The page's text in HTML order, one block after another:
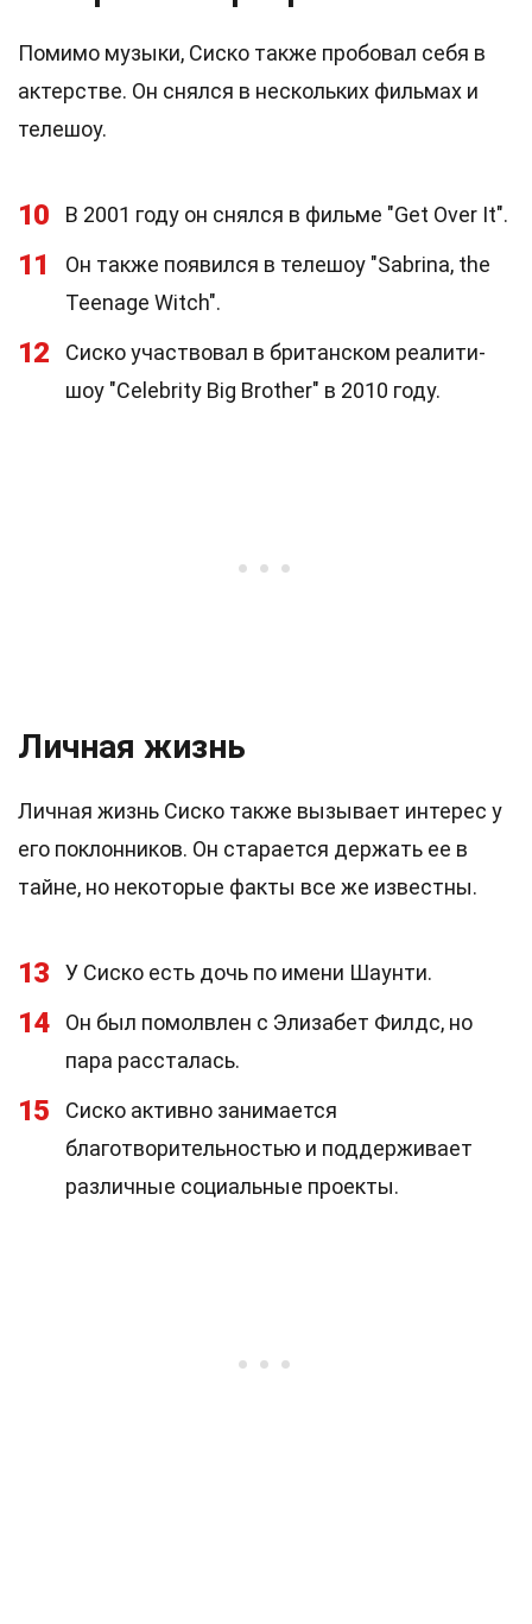
Помимо музыки, Сиско также пробовал себя в
актерстве. Он снялся в нескольких фильмах и
телешоу.
10 В 2001 году он снялся в фильме "Get Over It".
11
Он также появился в телешоу "Sabrina, the
Teenage Witch".
12
Сиско участвовал в британском реалити-
шоу "Celebrity Big Brother" в 2010 году.
Личная жизнь
Личная жизнь Сиско также вызывает интерес у
его поклонников. Он старается держать ее в
тайне, но некоторые факты все же известны.
13 У Сиско есть дочь по имени Шаунти.
14
Он был помолвлен с Элизабет Филдс, но
пара рассталась.
15
Сиско активно занимается
благотворительностью и поддерживает
различные социальные проекты.